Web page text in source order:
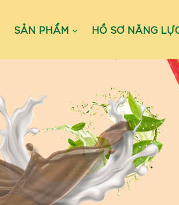
SẢN PHẨM HỒ SƠ NĂNG